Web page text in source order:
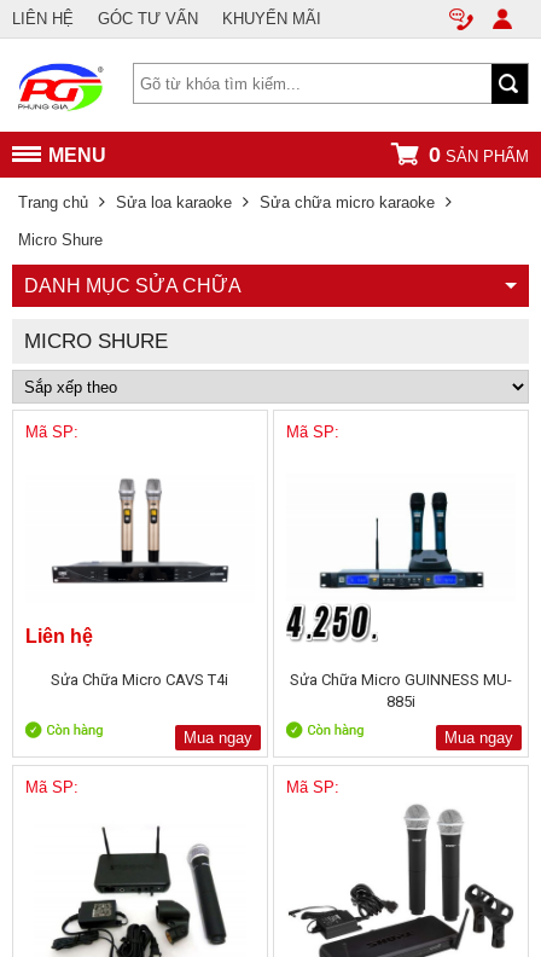
LIÊN HỆ GÓC TƯ VẤN KHUYẾN MÃI
MENU 0 SẢN PHẨM
Trang chủ Sửa loa karaoke Sửa chữa micro karaoke
Micro Shure
DANH MỤC SỬA CHỮA
MICRO SHURE
Mã SP:
Liên hệ
Sửa Chữa Micro CAVS T4i
Mua ngay
Mã SP:
Sửa Chữa Micro GUINNESS MU-
885i
Mua ngay
Mã SP: Mã SP: